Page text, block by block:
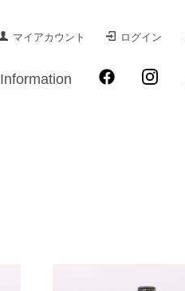
マイアカウント ログイン
Information